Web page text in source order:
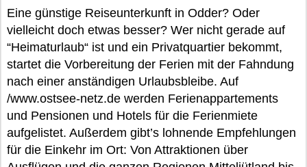
Eine günstige Reiseunterkunft in Odder? Oder
vielleicht doch etwas besser? Wer nicht gerade auf
“Heimaturlaub“ ist und ein Privatquartier bekommt,
startet die Vorbereitung der Ferien mit der Fahndung
nach einer anständigen Urlaubsbleibe. Auf
/www.ostsee-netz.de werden Ferienappartements
und Pensionen und Hotels für die Ferienmiete
aufgelistet. Außerdem gibt’s lohnende Empfehlungen
für die Einkehr im Ort: Von Attraktionen über